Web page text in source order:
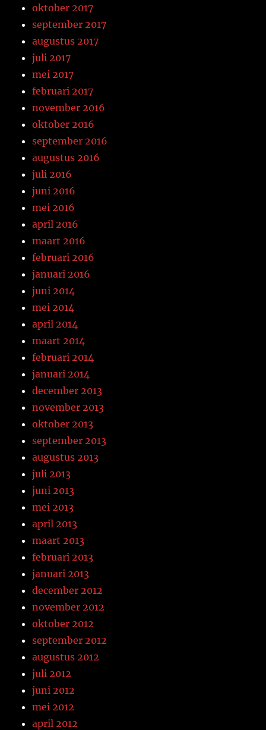
oktober 2017
september 2017
augustus 2017
juli 2017
mei 2017
februari 2017
november 2016
oktober 2016
september 2016
augustus 2016
juli 2016
juni 2016
mei 2016
april 2016
maart 2016
februari 2016
januari 2016
juni 2014
mei 2014
april 2014
maart 2014
februari 2014
januari 2014
december 2013
november 2013
oktober 2013
september 2013
augustus 2013
juli 2013
juni 2013
mei 2013
april 2013
maart 2013
februari 2013
januari 2013
december 2012
november 2012
oktober 2012
september 2012
augustus 2012
juli 2012
juni 2012
mei 2012
april 2012